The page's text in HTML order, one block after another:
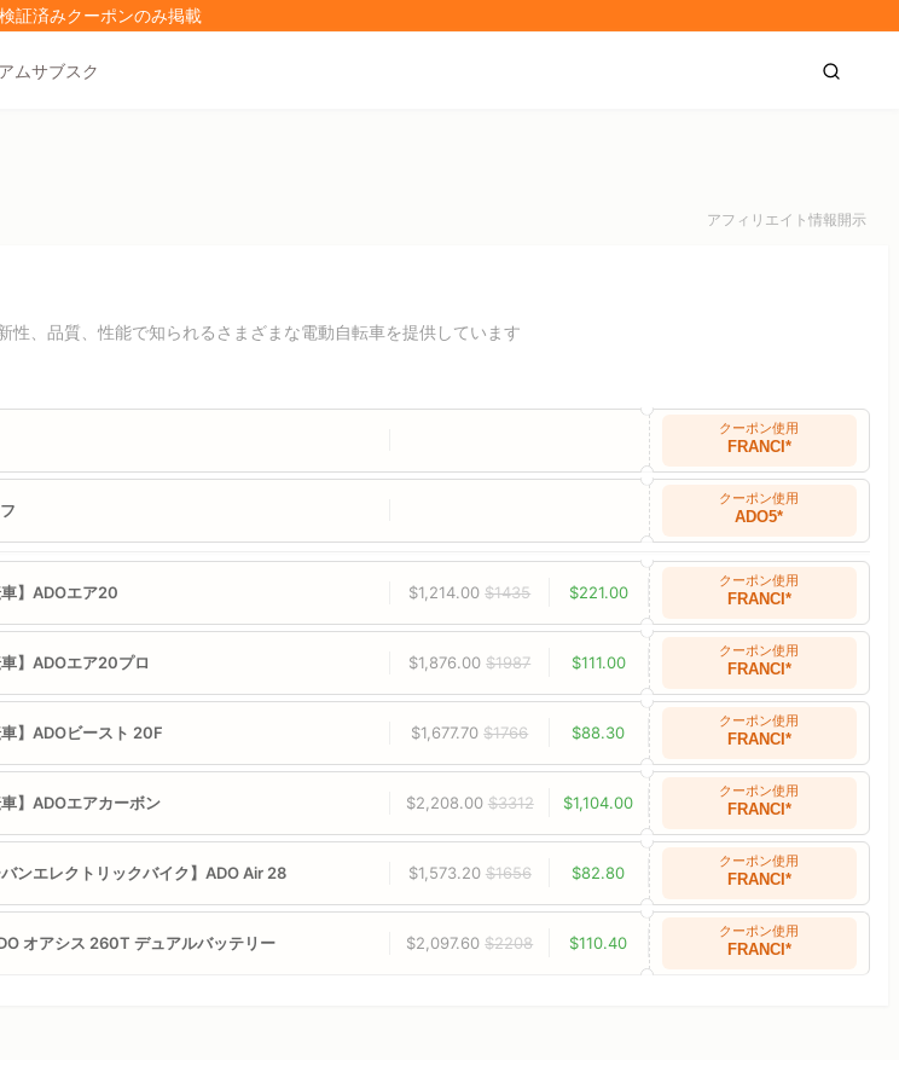
検証済みクーポンのみ掲載
ムサブスク
アフィリエイト情報開示
性、品質、性能で知られるさまざまな電動自転車を提供しています
クーポン使用
FRANCI*
クーポン使用
ADO5*
車】ADOエア20 $1,214.00$1435 $221.00
クーポン使用
FRANCI*
】ADOエア20プロ $1,876.00$1987 $111.00
クーポン使用
FRANCI*
】ADOビースト 20F $1,677.70$1766 $88.30
クーポン使用
FRANCI*
】ADOエアカーボン $2,208.00 $3312 $1,104.00
クーポン使用
FRANCI*
バンエレクトリックバイク】ADO Air 28 $1,573.20 $1656 $82.80
クーポン使用
FRANCI*
オアシス 260T デュアルバッテリー $2,097.60$2208 $110.40
クーポン使用
FRANCI*